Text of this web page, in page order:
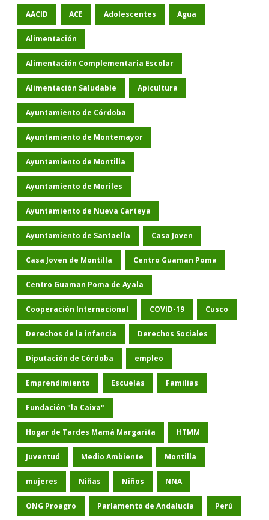
AACID ACE Adolescentes Agua
Alimentación
Alimentación Complementaria Escolar
Alimentación Saludable Apicultura
Ayuntamiento de Córdoba
Ayuntamiento de Montemayor
Ayuntamiento de Montilla
Ayuntamiento de Moriles
Ayuntamiento de Nueva Carteya
Ayuntamiento de Santaella Casa Joven
Casa Joven de Montilla Centro Guaman Poma
Centro Guaman Poma de Ayala
Cooperación Internacional COVID-19 Cusco
Derechos de la infancia Derechos Sociales
Diputación de Córdoba empleo
Emprendimiento Escuelas Familias
Fundación "la Caixa"
Hogar de Tardes Mamá Margarita HTMM
Juventud Medio Ambiente Montilla
mujeres Niñas Niños NNA
ONG Proagro Parlamento de Andalucía Perú